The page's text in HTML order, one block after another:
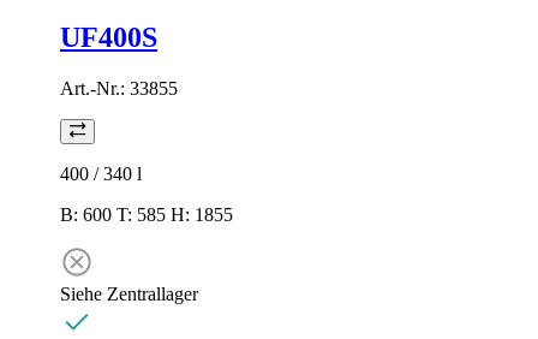
UF400S
Art.-Nr.: 33855
400 / 340 l
B: 600 T: 585 H: 1855
Siehe Zentrallager